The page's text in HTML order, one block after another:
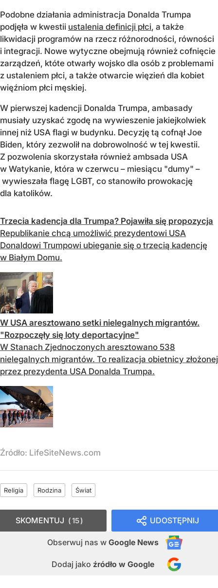
Podobne działania administracja Donalda Trumpa
podjęła w kwestii ustalenia definicji płci, a także
likwidacji programów na rzecz różnorodności, równości
i integracji. Nowe wytyczne obejmują również cofnięcie
zarządzeń, któte otwarły wojsko dla osób z problemami
z ustaleniem płci, a także otwarcie więzień dla kobiet
więźniom płci męskiej.
W pierwszej kadencji Donalda Trumpa, ambasady
musiały uzyskać zgodę na wywieszenie jakiejkolwiek
innej niż USA flagi w budynku. Decyzję tą cofnął Joe
Biden, który zezwolił na dobrowolność w tej kwestii.
Z pozwolenia skorzystała również ambsada USA
w Watykanie, która w czerwcu – miesiącu "dumy" –
wywieszała flagę LGBT, co stanowiło prowokację
dla katolików.
Trzecia kadencja dla Trumpa? Pojawiła się propozycja
Republikanie chcą umożliwić prezydentowi USA
Donaldowi Trumpowi ubieganie się o trzecią kadencję
w Białym Domu.
W USA aresztowano setki nielegalnych migrantów.
"Rozpoczęły się loty deportacyjne"
W Stanach Zjednoczonych aresztowano 538
nielegalnych migrantów. To realizacja obietnicy złożonej
przez prezydenta USA Donalda Trumpa.
Źródło: LifeSiteNews.com
Religia Rodzina Świat
UDOSTĘPNIJ
Obserwuj nas w Google News
Dodaj jako źródło w Google
SKOMENTUJ 15